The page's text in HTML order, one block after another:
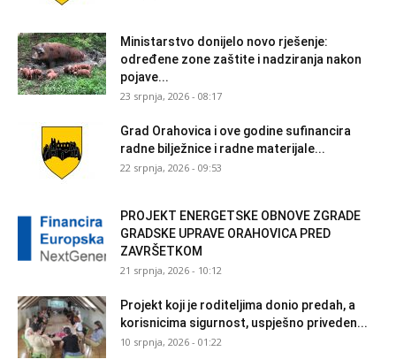
Ministarstvo donijelo novo rješenje:
određene zone zaštite i nadziranja nakon
pojave...
23 srpnja, 2026 - 08:17
Grad Orahovica i ove godine sufinancira
radne bilježnice i radne materijale...
22 srpnja, 2026 - 09:53
PROJEKT ENERGETSKE OBNOVE ZGRADE
GRADSKE UPRAVE ORAHOVICA PRED
ZAVRŠETKOM
21 srpnja, 2026 - 10:12
Projekt koji je roditeljima donio predah, a
korisnicima sigurnost, uspješno priveden...
10 srpnja, 2026 - 01:22